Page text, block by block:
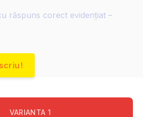
răspuns corect evidențiat –
VARIANTA 1